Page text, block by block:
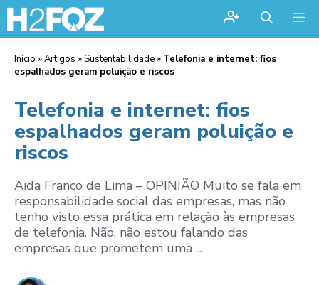
Início »Artigos »Sustentabilidade » Telefonia e internet: fios
espalhados geram poluição e riscos
Telefonia e internet: fios
espalhados geram poluição e
riscos
Aida Franco de Lima – OPINIÃO Muito se fala em
responsabilidade social das empresas, mas não
tenho visto essa prática em relação às empresas
de telefonia. Não, não estou falando das
empresas que prometem uma ...